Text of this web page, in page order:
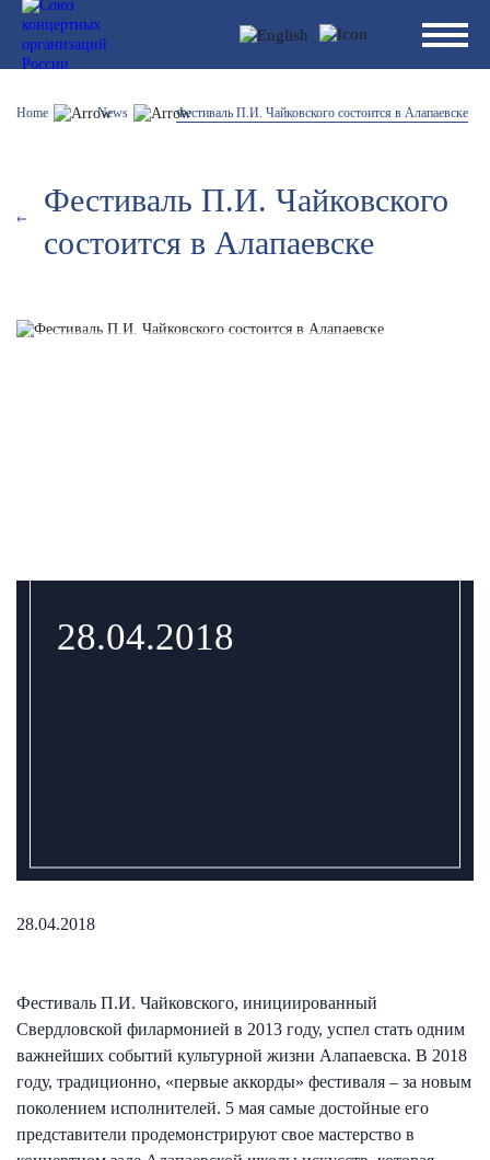
Home News Фестиваль П.И. Чайковского состоится в Алапаевске
Фестиваль П.И. Чайковского
состоится в Алапаевске
28.04.2018
28.04.2018
Фестиваль П.И. Чайковского, инициированный
Свердловской филармонией в 2013 году, успел стать одним
важнейших событий культурной жизни Алапаевска. В 2018
году, традиционно, «первые аккорды» фестиваля – за новым
поколением исполнителей. 5 мая самые достойные его
представители продемонстрируют свое мастерство в